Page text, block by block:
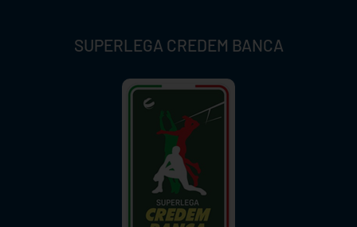
SUPERLEGA CREDEM BANCA